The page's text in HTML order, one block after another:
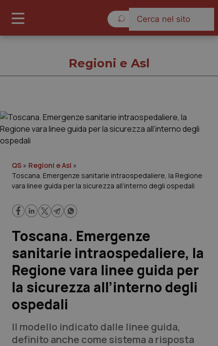
Cronache
Governo e Parlamento
Regioni e Asl
Lavoro e Professioni
Scienza e Farmaci
Studi e Analisi
Lettere al direttore
QS Pro
Regioni e Asl
QS » Regioni e Asl »
Toscana. Emergenze sanitarie intraospedaliere, la Regione
vara linee guida per la sicurezza all’interno degli ospedali
Toscana. Emergenze
sanitarie intraospedaliere, la
Regione vara linee guida per
la sicurezza all’interno degli
ospedali
Il modello indicato dalle linee guida,
definito anche come sistema a risposta